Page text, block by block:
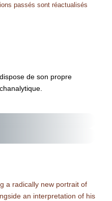
passés sont réactualisés
de son propre
a radically new portrait of
an interpretation of his